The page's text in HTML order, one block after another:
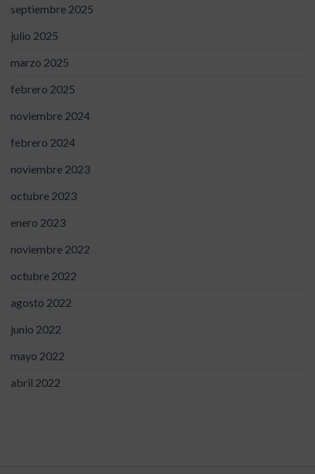
septiembre 2025
julio 2025
marzo 2025
febrero 2025
noviembre 2024
febrero 2024
noviembre 2023
octubre 2023
enero 2023
noviembre 2022
octubre 2022
agosto 2022
junio 2022
mayo 2022
abril 2022